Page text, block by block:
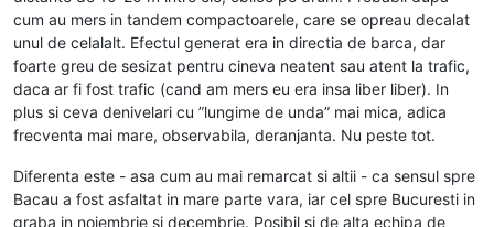
cum au mers in tandem compactoarele, care se opreau decalat
unul de celalalt. Efectul generat era in directia de barca, dar
foarte greu de sesizat pentru cineva neatent sau atent la trafic,
daca ar fi fost trafic (cand am mers eu era insa liber liber). In
plus si ceva denivelari cu ”lungime de unda” mai mica, adica
frecventa mai mare, observabila, deranjanta. Nu peste tot.
Diferenta este - asa cum au mai remarcat si altii - ca sensul spre
Bacau a fost asfaltat in mare parte vara, iar cel spre Bucuresti in
graba in noiembrie si decembrie. Posibil si de alta echipa de